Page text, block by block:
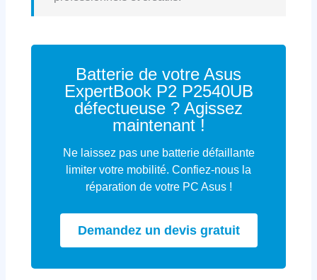
Batterie de votre Asus
ExpertBook P2 P2540UB
défectueuse ? Agissez
maintenant !
Ne laissez pas une batterie défaillante
limiter votre mobilité. Confiez-nous la
réparation de votre PC Asus !
Demandez un devis gratuit